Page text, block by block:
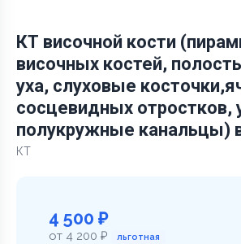
КТ височной кости
височных костей,
уха, слуховые
сосцевидных отростков,
полукружные канальцы)
КТ
4 500 ₽
от 4 200 ₽ льготная